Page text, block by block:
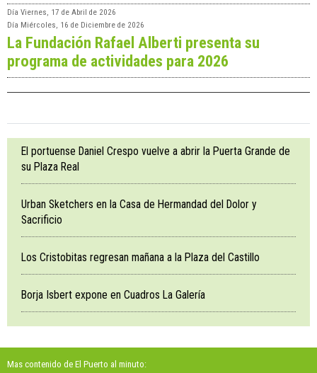
Día Viernes, 17 de Abril de 2026
Día Miércoles, 16 de Diciembre de 2026
La Fundación Rafael Alberti presenta su
programa de actividades para 2026
El portuense Daniel Crespo vuelve a abrir la Puerta Grande de
su Plaza Real
Urban Sketchers en la Casa de Hermandad del Dolor y
Sacrificio
Los Cristobitas regresan mañana a la Plaza del Castillo
Borja Isbert expone en Cuadros La Galería
Mas contenido de El Puerto al minuto: